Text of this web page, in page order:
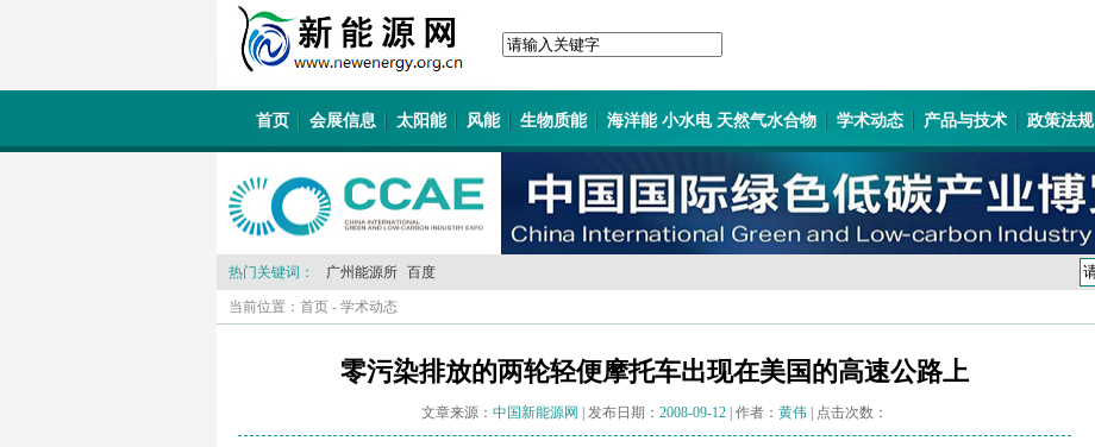
首页 会展信息 太阳能 风能 生物质能 海洋能 小水电 天然气水合物 学术动态 产品与技术 政策法规
热门关键词： 广州能源所 百度
当前位置： 首页 - 学术动态
零污染排放的两轮轻便摩托车出现在美国的高速公路上
文章来源： 中国新能源网 | 发布日期： 2008-09-12 | 作者： 黄伟 | 点击次数：